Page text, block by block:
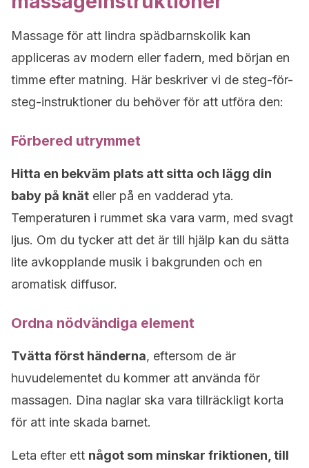
Massage för att lindra spädbarnskolik kan
appliceras av modern eller fadern, med början en
timme efter matning. Här beskriver vi de steg-för-
steg-instruktioner du behöver för att utföra den:
Förbered utrymmet
Hitta en bekväm plats att sitta och lägg din
baby på knät eller på en vadderad yta.
Temperaturen i rummet ska vara varm, med svagt
ljus. Om du tycker att det är till hjälp kan du sätta
lite avkopplande musik i bakgrunden och en
aromatisk diffusor.
Ordna nödvändiga element
Tvätta först händerna, eftersom de är
huvudelementet du kommer att använda för
massagen. Dina naglar ska vara tillräckligt korta
för att inte skada barnet.
Leta efter ett något som minskar friktionen, till